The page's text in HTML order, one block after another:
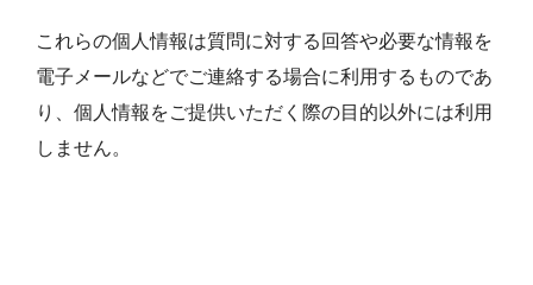
これらの個人情報は質問に対する回答や必要な情報を
電子メールなどでご連絡する場合に利用するものであ
り、個人情報をご提供いただく際の目的以外には利用
しません。